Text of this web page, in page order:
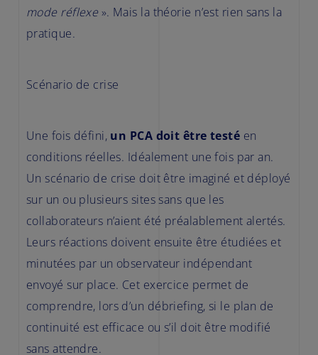
mode réflexe». Mais la théorie n’est rien sans la
pratique.
Scénario de crise
Une fois défini, un PCA doit être testé en
conditions réelles. Idéalement une fois par an.
Un scénario de crise doit être imaginé et déployé
sur un ou plusieurs sites sans que les
collaborateurs n’aient été préalablement alertés.
Leurs réactions doivent ensuite être étudiées et
minutées par un observateur indépendant
envoyé sur place. Cet exercice permet de
comprendre, lors d’un débriefing, si le plan de
continuité est efficace ou s’il doit être modifié
sans attendre.